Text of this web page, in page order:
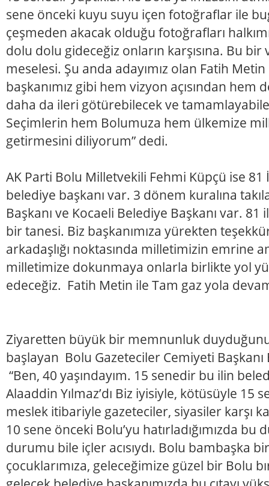
sene önceki kuyu suyu içen fotoğraflar ile
çeşmeden akacak olduğu fotoğrafları
dolu dolu gideceğiz onların karşısına. Bu
meselesi. Şu anda adayımız olan Fatih
başkanımız gibi hem vizyon açısından
daha da ileri götürebilecek ve
Seçimlerin hem Bolumuza hem ülkemize
getirmesini diliyorum” dedi.
AK Parti Bolu Milletvekili Fehmi Küpçü ise 81
belediye başkanı var. 3 dönem kuralına
Başkanı ve Kocaeli Belediye Başkanı var. 81
bir tanesi. Biz başkanımıza yürekten
arkadaşlığı noktasında milletimizin emrine
milletimize dokunmaya onlarla birlikte yol
edeceğiz. Fatih Metin ile Tam gaz yola
Ziyaretten büyük bir memnunluk
başlayan Bolu Gazeteciler Cemiyeti
“Ben, 40 yaşındayım. 15 senedir bu ilin
Alaaddin Yılmaz’dı Biz iyisiyle, kötüsüyle 15
meslek itibariyle gazeteciler, siyasiler karşı
10 sene önceki Bolu’yu hatırladığımızda
durumu bile içler acısıydı. Bolu bambaşka
çocuklarımıza, geleceğimize güzel bir Bolu